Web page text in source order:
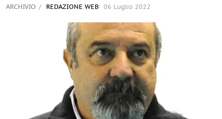
ARCHIVIO REDAZIONE WEB 06 Luglio 2022